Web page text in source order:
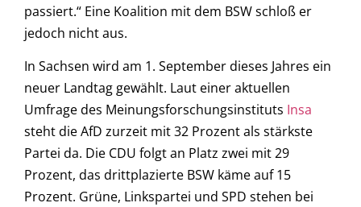
passiert.“ Eine Koalition mit dem BSW schloß er
jedoch nicht aus.
In Sachsen wird am 1. September dieses Jahres ein
neuer Landtag gewählt. Laut einer aktuellen
Umfrage des Meinungsforschungsinstituts Insa
steht die AfD zurzeit mit 32 Prozent als stärkste
Partei da. Die CDU folgt an Platz zwei mit 29
Prozent, das drittplazierte BSW käme auf 15
Prozent. Grüne, Linkspartei und SPD stehen bei